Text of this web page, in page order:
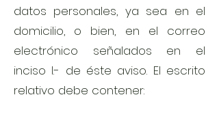
datos personales, ya sea en el
domicilio, o bien, en el correo
electrónico señalados en el
inciso I.- de éste aviso. El escrito
relativo debe contener: